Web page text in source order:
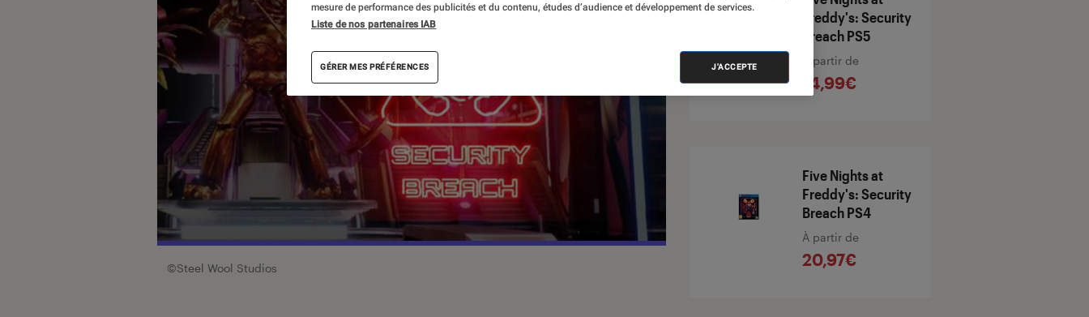
©Steel Wool Studios
Freddy's: Security
Breach PS5
À partir de
14,99€
Five Nights at
Freddy's: Security
Breach PS4
À partir de
20,97€
mesure de performance des publicités et du contenu, études d’audience et développement de services.
Liste de nos partenaires IAB
GÉRER MES PRÉFÉRENCES J'ACCEPTE